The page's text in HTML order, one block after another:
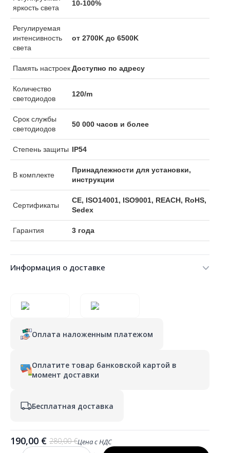
яркость света
10-100%
Регулируемая
интенсивность
света
от 2700K до 6500K
Память настроекДоступно по адресу
Количество
светодиодов
120/m
Срок службы
светодиодов
50 000 часов и более
Степень защиты IP54
В комплекте
Принадлежности для установки,
инструкции
Сертификаты
CE, ISO14001, ISO9001, REACH, RoHS,
Sedex
Гарантия 3 года
Информация о доставке
Оплата наложенным платежом
Оплатите товар банковской картой в
момент доставки
Бесплатная доставка
280,00€
Первоначальная
190,00 €
Текущая
Цена с НДС